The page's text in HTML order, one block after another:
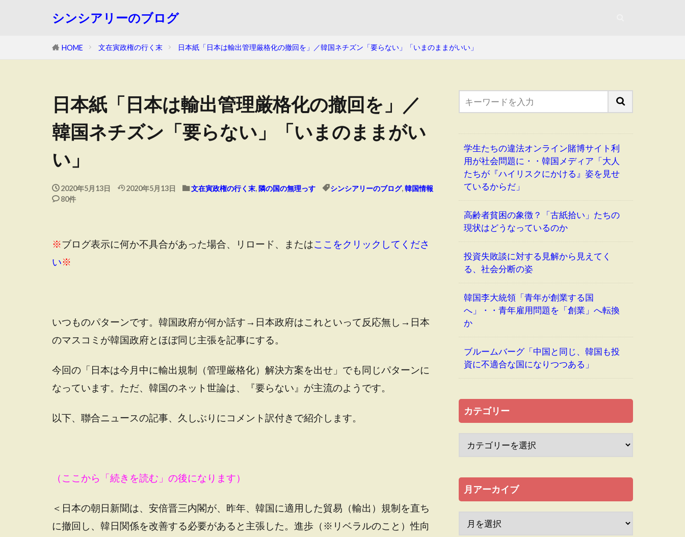
シンシアリーのブログ
HOME 文在寅政権の行く末 日本紙「日本は輸出管理厳格化の撤回を」／韓国ネチズン「要らない」「いまのままがいい」
日本紙「日本は輸出管理厳格化の撤回を」／
韓国ネチズン「要らない」「いまのままがい
い」
2020年5月13日 2020年5月13日 文在寅政権の行く末,隣の国の無理っす シンシアリーのブログ,韓国情報
80件
※ブログ表示に何か不具合があった場合、リロード、またはここをクリックしてくださ
い※
いつものパターンです。韓国政府が何か話す→日本政府はこれといって反応無し→日本
のマスコミが韓国政府とほぼ同じ主張を記事にする。
今回の「日本は今月中に輸出規制（管理厳格化）解決方案を出せ」でも同じパターンに
なっています。ただ、韓国のネット世論は、『要らない』が主流のようです。
以下、聯合ニュースの記事、久しぶりにコメント訳付きで紹介します。
（ここから「続きを読む」の後になります）
＜日本の朝日新聞は、安倍晋三内閣が、昨年、韓国に適用した貿易（輸出）規制を直ち
に撤回し、韓日関係を改善する必要があると主張した。進歩（※リベラルのこと）性向
学生たちの違法オンライン賭博サイト利
用が社会問題に・・韓国メディア「大人
たちが『ハイリスクにかける』姿を見せ
ているからだ」
高齢者貧困の象徴？「古紙拾い」たちの
現状はどうなっているのか
投資失敗談に対する見解から見えてく
る、社会分断の姿
韓国李大統領「青年が創業する国
へ」・・青年雇用問題を「創業」へ転換
か
ブルームバーグ「中国と同じ、韓国も投
資に不適合な国になりつつある」
カテゴリー
月アーカイブ